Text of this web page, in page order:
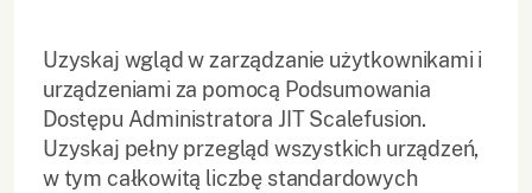
Uzyskaj wgląd w zarządzanie użytkownikami i
urządzeniami za pomocą Podsumowania
Dostępu Administratora JIT Scalefusion.
Uzyskaj pełny przegląd wszystkich urządzeń,
w tym całkowitą liczbę standardowych